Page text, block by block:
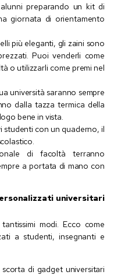
preparando un kit di
giornata di orientamento
più eleganti, gli zaini sono
Puoi venderli come
o utilizzarli come premi nel
università saranno sempre
dalla tazza termica della
bene in vista.
studenti con un quaderno, il
di facoltà terranno
a portata di mano con
universitari
modi. Ecco come
a studenti, insegnanti e
di gadget universitari